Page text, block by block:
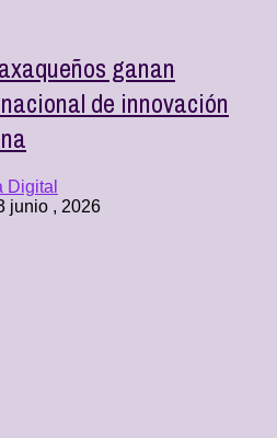
ganan
de innovación
Digital
junio , 2026